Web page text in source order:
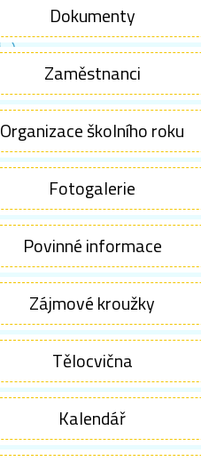
Dokumenty
Zaměstnanci
Organizace školního roku
Fotogalerie
Povinné informace
Zájmové kroužky
Tělocvična
Kalendář